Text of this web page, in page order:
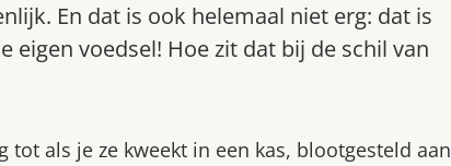
En dat is ook helemaal niet erg: dat is
eigen voedsel! Hoe zit dat bij de schil van
als je ze kweekt in een kas, blootgesteld aan